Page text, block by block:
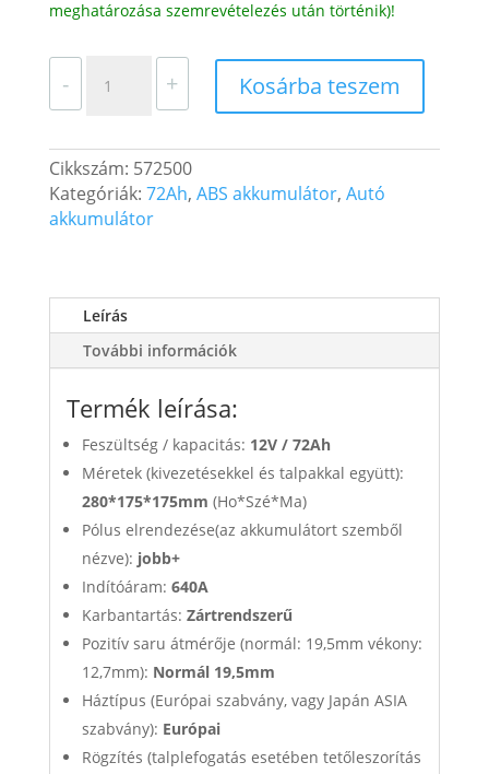
meghatározása szemrevételezés után történik)!
-
Universal
12V
72Ah
640A
+ Kosárba teszem
Cikkszám: 572500
Kategóriák: 72Ah, ABS akkumulátor, Autó
akkumulátor
Leírás
További információk
Termék leírása:
Feszültség / kapacitás: 12V / 72Ah
Méretek (kivezetésekkel és talpakkal együtt):
280*175*175mm (Ho*Szé*Ma)
Pólus elrendezése(az akkumulátort szemből
nézve): jobb+
Indítóáram: 640A
Karbantartás: Zártrendszerű
Pozitív saru átmérője (normál: 19,5mm vékony:
12,7mm): Normál 19,5mm
Háztípus (Európai szabvány, vagy Japán ASIA
szabvány): Európai
Rögzítés (talplefogatás esetében tetőleszorítás